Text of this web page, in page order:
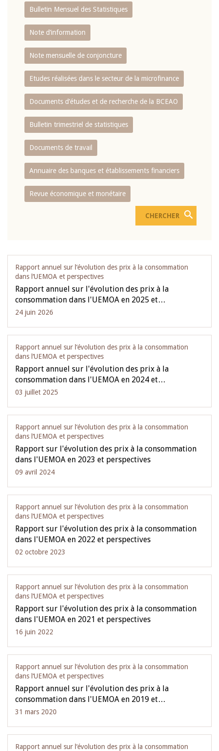
Bulletin Mensuel des Statistiques
Note d’information
Note mensuelle de conjoncture
Etudes réalisées dans le secteur de la microfinance
Documents d’études et de recherche de la BCEAO
Bulletin trimestriel de statistiques
Documents de travail
Annuaire des banques et établissements financiers
Revue économique et monétaire
Rapport annuel sur l‘évolution des prix à la consommation
dans l‘UEMOA et perspectives
Rapport annuel sur l'évolution des prix à la
consommation dans l'UEMOA en 2025 et…
24 juin 2026
Rapport annuel sur l‘évolution des prix à la consommation
dans l‘UEMOA et perspectives
Rapport annuel sur l'évolution des prix à la
consommation dans l'UEMOA en 2024 et…
03 juillet 2025
Rapport annuel sur l‘évolution des prix à la consommation
dans l‘UEMOA et perspectives
Rapport sur l'évolution des prix à la consommation
dans l'UEMOA en 2023 et perspectives
09 avril 2024
Rapport annuel sur l‘évolution des prix à la consommation
dans l‘UEMOA et perspectives
Rapport sur l'évolution des prix à la consommation
dans l'UEMOA en 2022 et perspectives
02 octobre 2023
Rapport annuel sur l‘évolution des prix à la consommation
dans l‘UEMOA et perspectives
Rapport sur l'évolution des prix à la consommation
dans l'UEMOA en 2021 et perspectives
16 juin 2022
Rapport annuel sur l‘évolution des prix à la consommation
dans l‘UEMOA et perspectives
Rapport annuel sur l'évolution des prix à la
consommation dans l'UEMOA en 2019 et…
31 mars 2020
Rapport annuel sur l‘évolution des prix à la consommation